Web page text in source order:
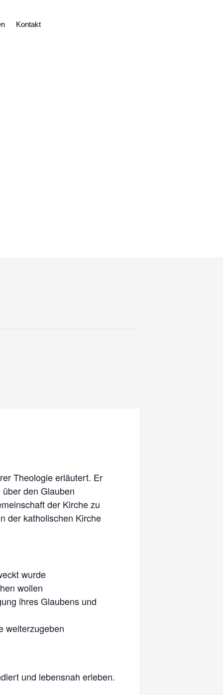
Kontakt
Theologie erläutert. Er
den Glauben
der Kirche zu
der katholischen Kirche
wurde
wollen
ihres Glaubens und
weiterzugeben
und lebensnah erleben.